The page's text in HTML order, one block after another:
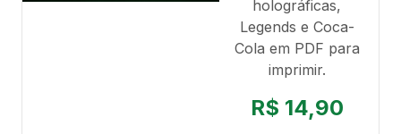
holográficas,
Legends e Coca-
Cola em PDF para
imprimir.
R$ 14,90